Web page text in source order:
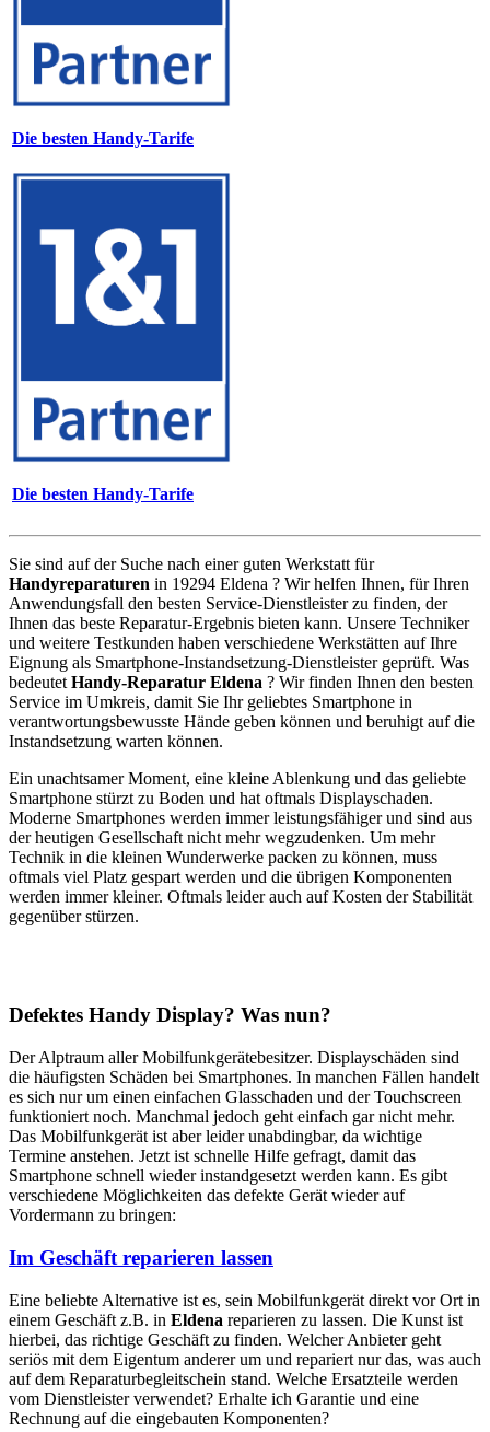
Die besten Handy-Tarife
Die besten Handy-Tarife
Sie sind auf der Suche nach einer guten Werkstatt für
Handyreparaturen in 19294 Eldena ? Wir helfen Ihnen, für Ihren
Anwendungsfall den besten Service-Dienstleister zu finden, der
Ihnen das beste Reparatur-Ergebnis bieten kann. Unsere Techniker
und weitere Testkunden haben verschiedene Werkstätten auf Ihre
Eignung als Smartphone-Instandsetzung-Dienstleister geprüft. Was
bedeutet Handy-Reparatur Eldena ? Wir finden Ihnen den besten
Service im Umkreis, damit Sie Ihr geliebtes Smartphone in
verantwortungsbewusste Hände geben können und beruhigt auf die
Instandsetzung warten können.
Ein unachtsamer Moment, eine kleine Ablenkung und das geliebte
Smartphone stürzt zu Boden und hat oftmals Displayschaden.
Moderne Smartphones werden immer leistungsfähiger und sind aus
der heutigen Gesellschaft nicht mehr wegzudenken. Um mehr
Technik in die kleinen Wunderwerke packen zu können, muss
oftmals viel Platz gespart werden und die übrigen Komponenten
werden immer kleiner. Oftmals leider auch auf Kosten der Stabilität
gegenüber stürzen.
Defektes Handy Display? Was nun?
Der Alptraum aller Mobilfunkgerätebesitzer. Displayschäden sind
die häufigsten Schäden bei Smartphones. In manchen Fällen handelt
es sich nur um einen einfachen Glasschaden und der Touchscreen
funktioniert noch. Manchmal jedoch geht einfach gar nicht mehr.
Das Mobilfunkgerät ist aber leider unabdingbar, da wichtige
Termine anstehen. Jetzt ist schnelle Hilfe gefragt, damit das
Smartphone schnell wieder instandgesetzt werden kann. Es gibt
verschiedene Möglichkeiten das defekte Gerät wieder auf
Vordermann zu bringen:
Im Geschäft reparieren lassen
Eine beliebte Alternative ist es, sein Mobilfunkgerät direkt vor Ort in
einem Geschäft z.B. in Eldena reparieren zu lassen. Die Kunst ist
hierbei, das richtige Geschäft zu finden. Welcher Anbieter geht
seriös mit dem Eigentum anderer um und repariert nur das, was auch
auf dem Reparaturbegleitschein stand. Welche Ersatzteile werden
vom Dienstleister verwendet? Erhalte ich Garantie und eine
Rechnung auf die eingebauten Komponenten?